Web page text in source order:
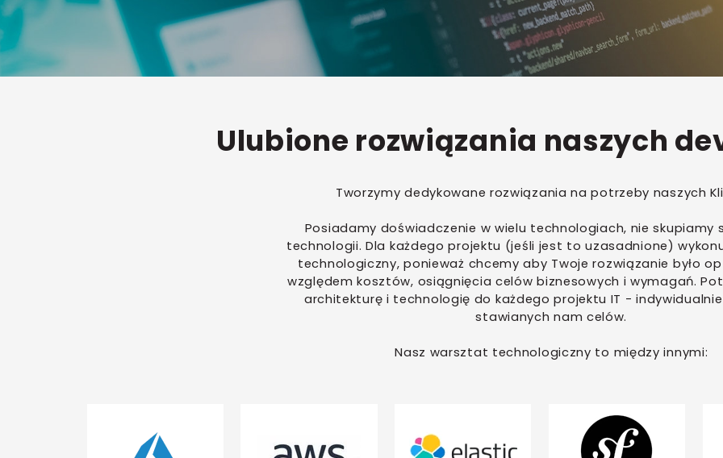
Ulubione rozwiązania naszych
Tworzymy dedykowane rozwiązania na potrzeby naszych
Posiadamy doświadczenie w wielu technologiach, nie skupiamy
technologii. Dla każdego projektu (jeśli jest to uzasadnione)
technologiczny, ponieważ chcemy aby Twoje rozwiązanie było
względem kosztów, osiągnięcia celów biznesowych i wymagań.
architekturę i technologię do każdego projektu IT -
stawianych nam celów.
Nasz warsztat technologiczny to między innymi: